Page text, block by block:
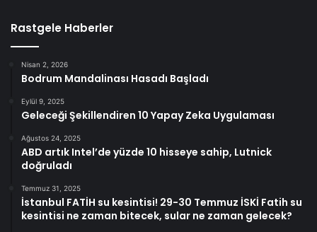
Rastgele Haberler
Nisan 2, 2026
Bodrum Mandalinası Hasadı Başladı
Eylül 9, 2025
Geleceği Şekillendiren 10 Yapay Zeka Uygulaması
Ağustos 24, 2025
ABD artık Intel’de yüzde 10 hisseye sahip, Lutnick
doğruladı
Temmuz 31, 2025
İstanbul FATİH su kesintisi! 29-30 Temmuz İSKİ Fatih su
kesintisi ne zaman bitecek, sular ne zaman gelecek?